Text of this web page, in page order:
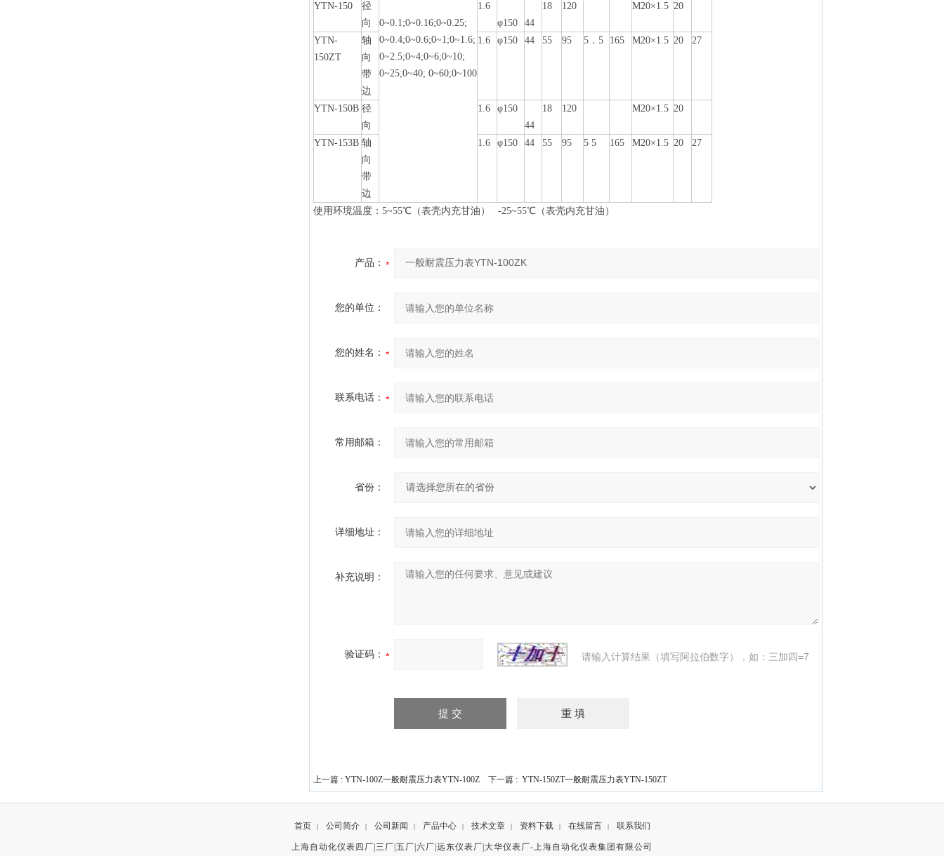
YTN-150
径
向
0~0.1;0~0.16;0~0.25;
0~0.4;0~0.6;0~1;0~1.6;
0~2.5;0~4;0~6;0~10;
0~25;0~40; 0~60;0~100
1.6
φ150
44
18 120 M20×1.5 20
YTN-
150ZT
轴
向
带
边
1.6 φ150 44 55 95 5．5 165 M20×1.5 20 27
YTN-150B 径
向
1.6
φ150
44
18 120 M20×1.5 20
YTN-153B 轴
向
带
边
1.6 φ150 44 55 95 5 5 165 M20×1.5 20 27
使用环境温度：5~55℃ （表壳内充甘油） -25~55℃ （表壳内充甘油）
产品：
您的单位：
您的姓名：
联系电话：
常用邮箱：
省份：
详细地址：
补充说明：
验证码： 请输入计算结果（填写阿拉伯数字），如：三加四=7
上一篇 : YTN-100Z一般耐震压力表YTN-100Z 下一篇 : YTN-150ZT一般耐震压力表YTN-150ZT
首页 | 公司简介 | 公司新闻 | 产品中心 | 技术文章 | 资料下载 | 在线留言 | 联系我们
上海自动化仪表四厂|三厂|五厂|六厂|远东仪表厂|大华仪表厂-上海自动化仪表集团有限公司